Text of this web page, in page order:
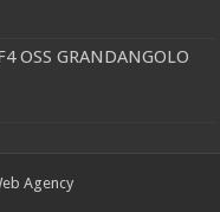
OSS GRANDANGOLO
Agency